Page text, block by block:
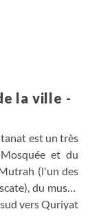
la ville -
est un très
et du
(l'un des
du musée
vers Quriyat